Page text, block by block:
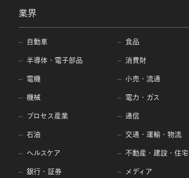
業界
自動車
半導体・電子部品
電機
機械
プロセス産業
石油
ヘルスケア
銀行・証券
食品
消費財
小売・流通
電力・ガス
通信
交通・運輸・物流
不動産・建設・住宅
メディア